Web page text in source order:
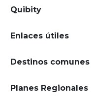
Quibity
Enlaces útiles
Destinos comunes
Planes Regionales